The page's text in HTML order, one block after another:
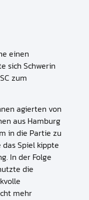
einen
sich Schwerin
zum
agierten von
aus Hamburg
in die Partie zu
Spiel kippte
In der Folge
die
mehr